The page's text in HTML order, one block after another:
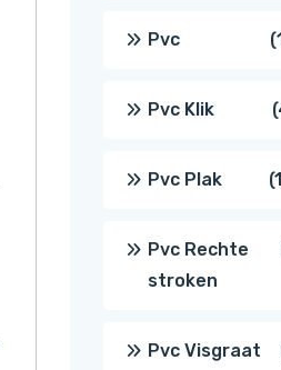
Pvc
Pvc Klik
Pvc Plak
Pvc Rechte
stroken
Pvc Visgraat